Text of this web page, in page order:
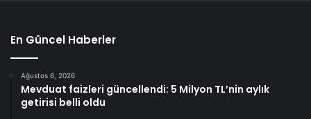
En Güncel Haberler
Ağustos 6, 2026
Mevduat faizleri güncellendi: 5 Milyon TL’nin aylık
getirisi belli oldu